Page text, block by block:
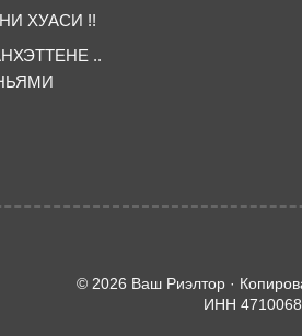
ХУАСИ !!
..
© 2026 Ваш Риэлтор ·
ИНН